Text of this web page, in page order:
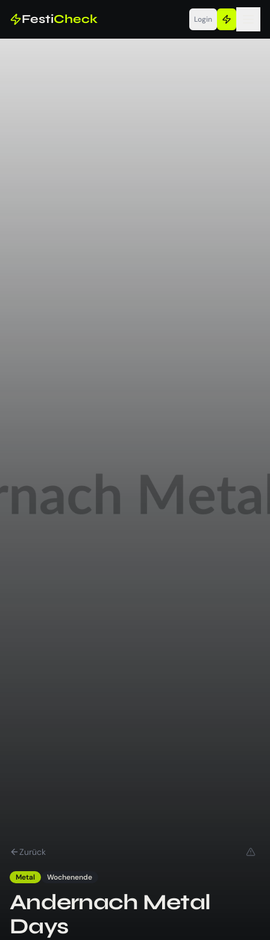
FestiCheck Login
Zurück
Metal Wochenende
Andernach Metal
Days